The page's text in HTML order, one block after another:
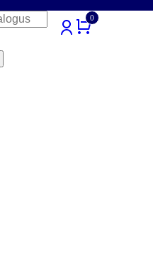
0